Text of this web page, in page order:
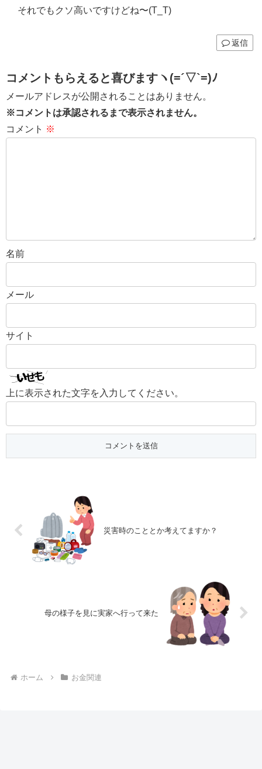
それでもクソ高いですけどね〜(T_T)
返信
コメントもらえると喜びますヽ(=´▽`=)ﾉ
メールアドレスが公開されることはありません。
※コメントは承認されるまで表示されません。
コメント ※
名前
メール
サイト
上に表示された文字を入力してください。
災害時のこととか考えてますか？
母の様子を見に実家へ行って来た
ホーム お金関連